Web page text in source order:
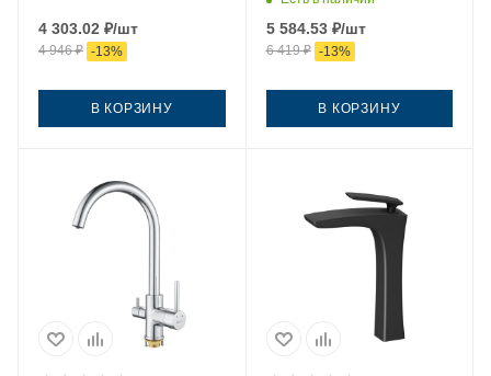
4 303.02 ₽/шт
4 946₽ -13%
В КОРЗИНУ
5 584.53₽/шт
6 419₽ -13%
В КОРЗИНУ